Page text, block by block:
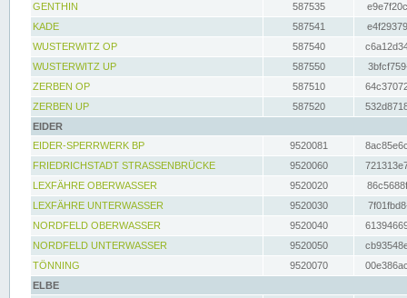
GENTHIN
587535
KADE
587541
WUSTERWITZ OP
587540
WUSTERWITZ UP
587550
ZERBEN OP
587510
ZERBEN UP
587520
EIDER
EIDER-SPERRWERK BP
9520081
FRIEDRICHSTADT STRASSENBRÜCKE
9520060
LEXFÄHRE OBERWASSER
9520020
LEXFÄHRE UNTERWASSER
9520030
NORDFELD OBERWASSER
9520040
NORDFELD UNTERWASSER
9520050
TÖNNING
9520070
ELBE